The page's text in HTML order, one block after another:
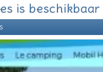
is beschikbaar